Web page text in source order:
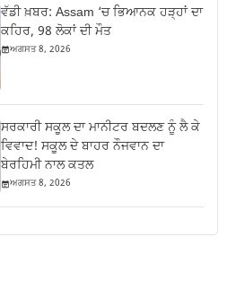
ਵੱਡੀ ਖ਼ਬਰ: Assam ‘ਚ ਭਿਆਨਕ ਹੜ੍ਹਾਂ ਦਾ
ਕਹਿਰ, 98 ਲੋਕਾਂ ਦੀ ਮੌਤ
ਅਗਸਤ 8, 2026
ਸਰਕਾਰੀ ਸਕੂਲ ਦਾ ਮਾਨੀਟਰ ਬਦਲਣ ਨੂੰ ਲੈ ਕੇ
ਵਿਵਾਦ! ਸਕੂਲ ਦੇ ਬਾਹਰ ਨੌਜਵਾਨ ਦਾ
ਬੇਰਹਿਮੀ ਨਾਲ ਕਤਲ
ਅਗਸਤ 8, 2026